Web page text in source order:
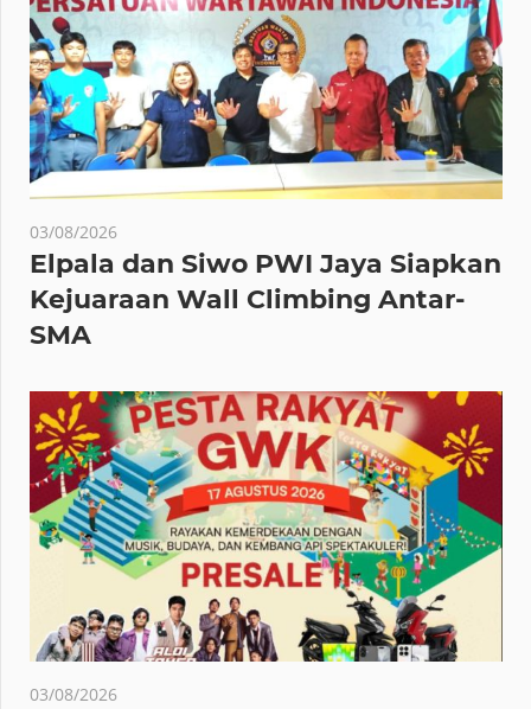
03/08/2026
Elpala dan Siwo PWI Jaya Siapkan
Kejuaraan Wall Climbing Antar-
SMA
03/08/2026